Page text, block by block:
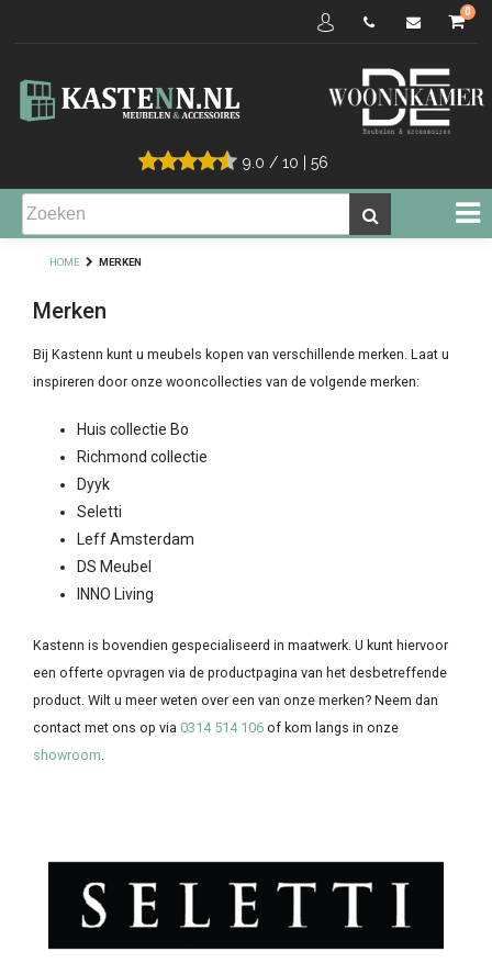
9.0 / 10 56
0
HOME MERKEN
Merken
Bij Kastenn kunt u meubels kopen van verschillende merken. Laat u
inspireren door onze wooncollecties van de volgende merken:
Huis collectie Bo
Richmond collectie
Dyyk
Seletti
Leff Amsterdam
DS Meubel
INNO Living
Kastenn is bovendien gespecialiseerd in maatwerk. U kunt hiervoor
een offerte opvragen via de productpagina van het desbetreffende
product. Wilt u meer weten over een van onze merken? Neem dan
contact met ons op via 0314 514 106 of kom langs in onze
showroom.